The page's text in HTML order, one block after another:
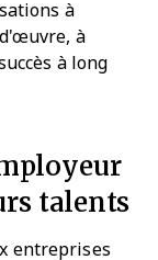
à
à
à long
talents
entreprises